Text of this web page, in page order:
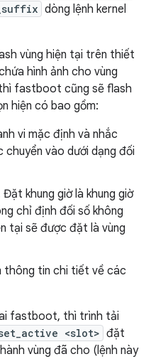
dòng lệnh kernel
vùng hiện tại trên thiết
hình ảnh cho vùng
fastboot cũng sẽ flash
hiện có bao gồm:
vi mặc định và nhắc
vào dưới dạng đối
Đặt khung giờ là khung giờ
chỉ định đối số không
tại sẽ được đặt là vùng
thông tin chi tiết về các
fastboot, thì trình tải
<slot> đặt
vùng đã cho (lệnh này